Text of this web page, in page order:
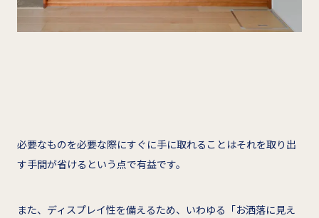
必要なものを必要な際にすぐに手に取れることはそれを取り出
す手間が省けるという点で有益です。
また、ディスプレイ性を備えるため、いわゆる「お洒落に見え